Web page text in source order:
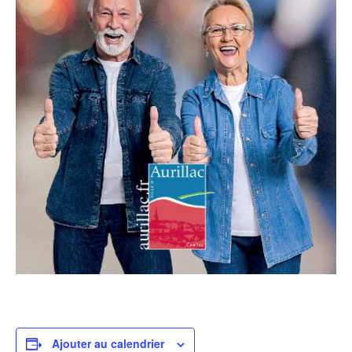
Ajouter au calendrier